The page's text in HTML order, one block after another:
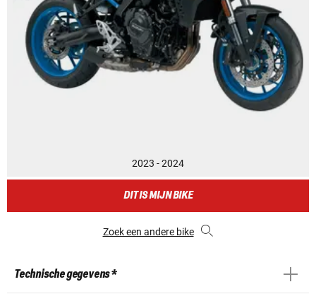
2023 - 2024
DIT IS MIJN BIKE
Zoek een andere bike
Technische gegevens *